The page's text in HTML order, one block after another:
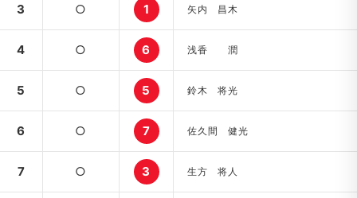
3 ○ 1 矢内 昌木
4 ○ 6 浅香 潤
5 ○ 5 鈴木 将光
6 ○ 7 佐久間 健光
7 ○ 3 生方 将人